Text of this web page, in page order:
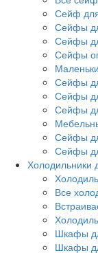
Сейф
Сейфы
Сейфы
Сейфы
Сейфы
Сейфы
Сейфы
Сейфы
Сейфы
Холодильники
Все
Шкафы
Шкафы